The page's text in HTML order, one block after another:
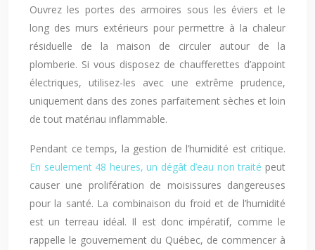
Ouvrez les portes des armoires sous les éviers et le
long des murs extérieurs pour permettre à la chaleur
résiduelle de la maison de circuler autour de la
plomberie. Si vous disposez de chaufferettes d’appoint
électriques, utilisez-les avec une extrême prudence,
uniquement dans des zones parfaitement sèches et loin
de tout matériau inflammable.
Pendant ce temps, la gestion de l’humidité est critique.
En seulement 48 heures, un dégât d’eau non traité peut
causer une prolifération de moisissures dangereuses
pour la santé. La combinaison du froid et de l’humidité
est un terreau idéal. Il est donc impératif, comme le
rappelle le gouvernement du Québec, de commencer à